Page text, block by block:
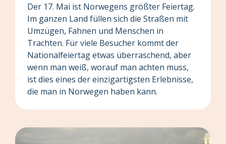
Der 17. Mai ist Norwegens größter Feiertag.
Im ganzen Land füllen sich die Straßen mit
Umzügen, Fahnen und Menschen in
Trachten. Für viele Besucher kommt der
Nationalfeiertag etwas überraschend, aber
wenn man weiß, worauf man achten muss,
ist dies eines der einzigartigsten Erlebnisse,
die man in Norwegen haben kann.